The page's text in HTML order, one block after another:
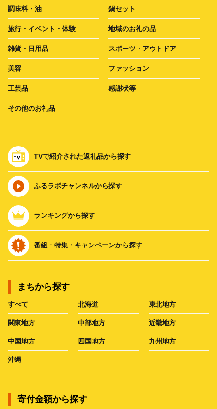
調味料・油 鍋セット
旅行・イベント・体験 地域のお礼の品
雑貨・日用品 スポーツ・アウトドア
美容 ファッション
工芸品 感謝状等
その他のお礼品
TVで紹介された返礼品から探す
ふるラボチャンネルから探す
ランキングから探す
番組・特集・キャンペーンから探す
まちから探す
すべて 北海道 東北地方
関東地方 中部地方 近畿地方
中国地方 四国地方 九州地方
沖縄
寄付金額から探す